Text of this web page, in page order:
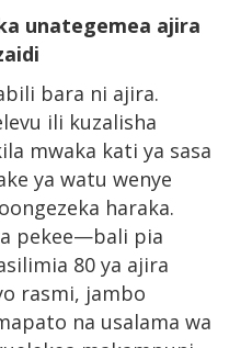
unategemea ajira
bara ni ajira.
ili kuzalisha
mwaka kati ya sasa
ya watu wenye
haraka.
pekee—bali pia
80 ya ajira
rasmi, jambo
na usalama wa